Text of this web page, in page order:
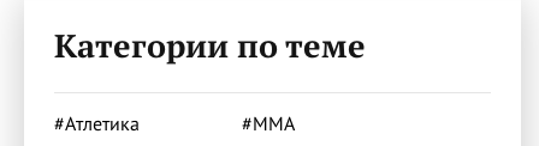
Категории по теме
#Атлетика
#ММА